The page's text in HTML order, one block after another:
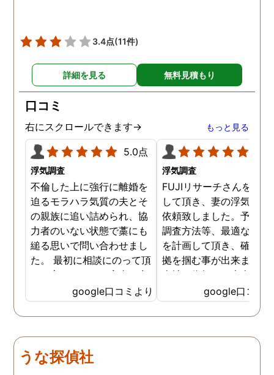
3.4点(11件)
詳細を見る 無料見積もり
口コミ
右にスクロールできます→ もっと見る
5.0点
浮気調査
不倫した上に強行に離婚を
迫るモラハラ気質の夫とそ
の親族に追い詰められ、協
力者のいない状態で藁にも
縋る思いで問い合わせまし
た。 最初に相談にのって頂
いた方も、とても率直に意
見を言っていただき、また
費用面も正直に答えていた
だき、私の望む結果を得る
言えないですが、それでも
少しでも低く抑えるアドバ
google口コミより
浮気調査
FUJIリサーチさんをご紹
して頂き、妻の浮気調査
依頼致しました。予算か
調査方法等、最適なやり
を計画して頂き、確実な
拠を掴む事が出来ました
当社に依頼して本当に良
ったと実感しております
依頼中にはいろいろな相
も聞いて頂き、救われる
謝しております。 私と
google口コミ
うな探偵社